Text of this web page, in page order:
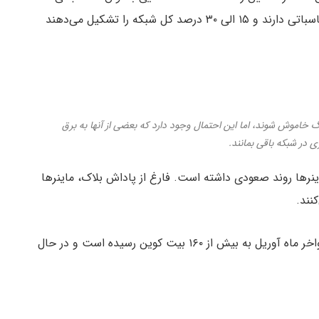
ماینرهای ضعیف تر که تا ۲۵ تراهش در ثانیه توان محاسباتی دارند و ۱۵ الی ۳۰ درصد کل شبکه را تشکیل می‌دهند
خاموش شوند، اما این احتمال وجود دارد که بعضی از آنها به برق
در شبکه باقی بمانند.
روند صعودی داشته است. فارغ از پاداش بلاک، ماینرها
کارمزد روزانه کل شبکه بیت کوین از ۳۰ بیت کوین در اواخر ماه آوریل به بیش از ۱۶۰ بیت کوین رسیده است و در حال